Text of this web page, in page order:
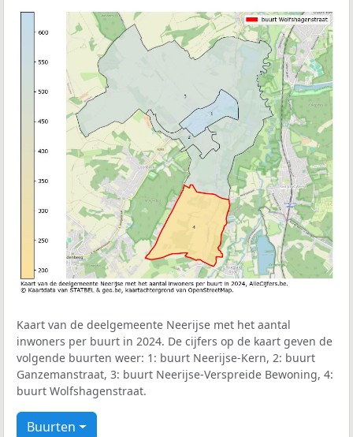
Kaart van de deelgemeente Neerijse met het aantal
inwoners per buurt in 2024. De cijfers op de kaart geven de
volgende buurten weer: 1: buurt Neerijse-Kern, 2: buurt
Ganzemanstraat, 3: buurt Neerijse-Verspreide Bewoning, 4:
buurt Wolfshagenstraat.
Buurten